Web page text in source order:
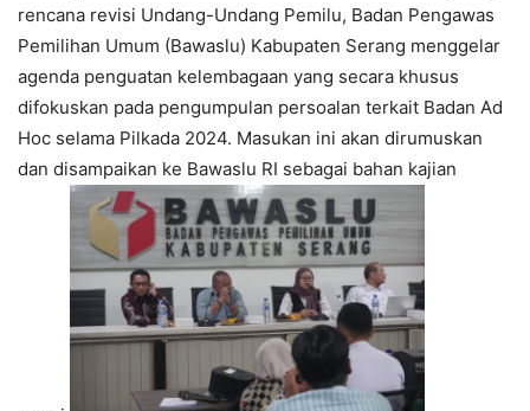
rencana revisi Undang-Undang Pemilu, Badan Pengawas
Pemilihan Umum (Bawaslu) Kabupaten Serang menggelar
agenda penguatan kelembagaan yang secara khusus
difokuskan pada pengumpulan persoalan terkait Badan Ad
Hoc selama Pilkada 2024. Masukan ini akan dirumuskan
dan disampaikan ke Bawaslu RI sebagai bahan kajian